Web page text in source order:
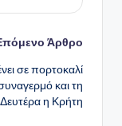
Άρθρο
σε πορτοκαλί
και τη
Δευτέρα η Κρήτη